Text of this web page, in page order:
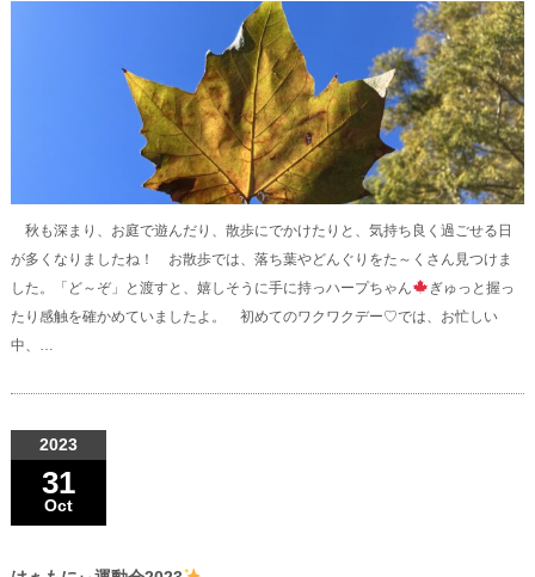
秋も深まり、お庭で遊んだり、散歩にでかけたりと、気持ち良く過ごせる日
が多くなりましたね！ お散歩では、落ち葉やどんぐりをた～くさん見つけま
した。「ど～ぞ」と渡すと、嬉しそうに手に持っハープちゃん
ぎゅっと握っ
たり感触を確かめていましたよ。 初めてのワクワクデー♡では、お忙しい
中、…
2023
31
Oct